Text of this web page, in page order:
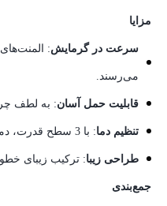
مزایا
سرعت در گرمایش:
می‌رسند.
قابلیت حمل آسان: به لطف
تنظیم دما: با 3 سطح قدرت، دمای دلخواه را تنظیم کنید.
طراحی زیبا: ترکیب زیبای
جمع‌بندی